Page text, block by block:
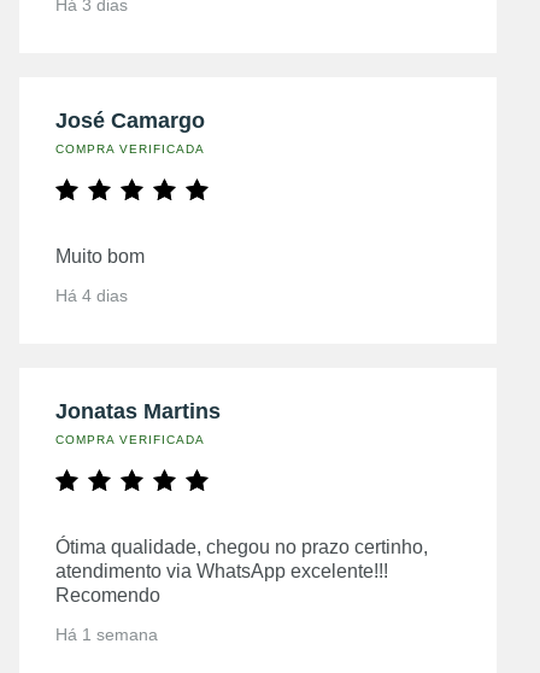
Há 3 dias
José Camargo
COMPRA VERIFICADA
Muito bom
Há 4 dias
Jonatas Martins
COMPRA VERIFICADA
Ótima qualidade, chegou no prazo certinho,
atendimento via WhatsApp excelente!!!
Recomendo
Há 1 semana